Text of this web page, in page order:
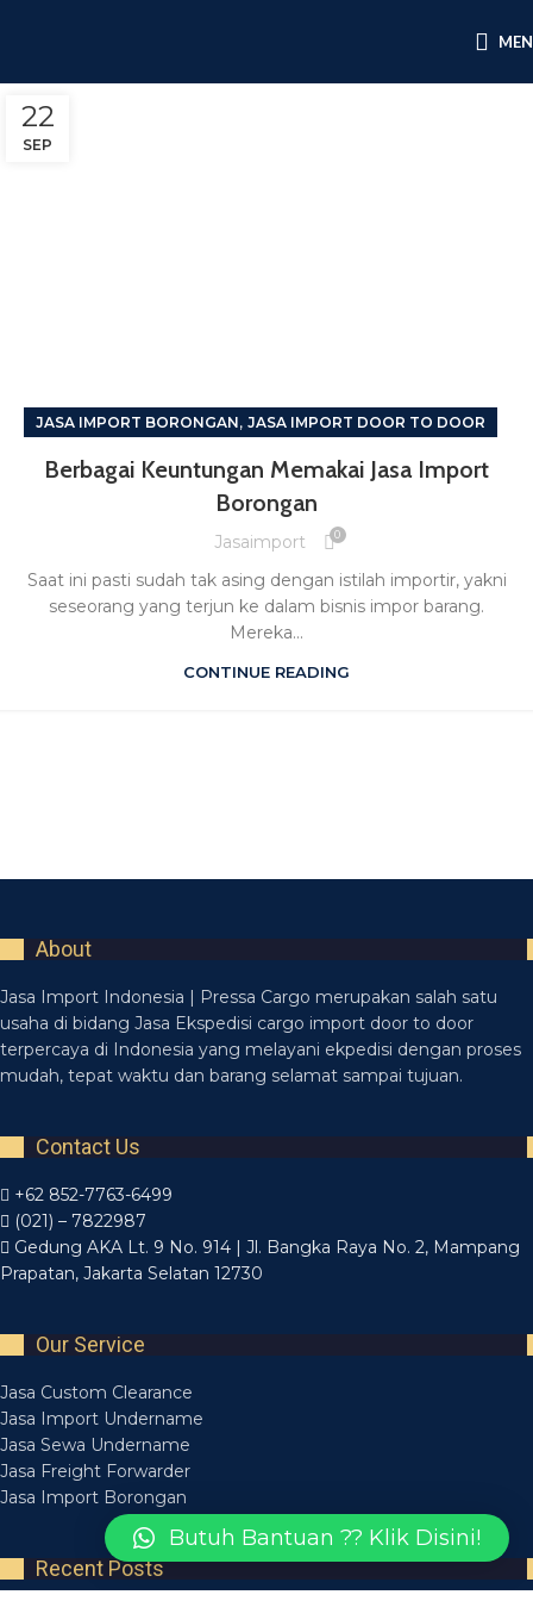
22
SEP
JASA IMPORT BORONGAN, JASA IMPORT DOOR TO DOOR
Berbagai Keuntungan Memakai Jasa Import
Borongan
Jasaimport 0
Saat ini pasti sudah tak asing dengan istilah importir, yakni
seseorang yang terjun ke dalam bisnis impor barang.
Mereka...
CONTINUE READING
About
Jasa Import Indonesia | Pressa Cargo merupakan salah satu
usaha di bidang Jasa Ekspedisi cargo import door to door
terpercaya di Indonesia yang melayani ekpedisi dengan proses
mudah, tepat waktu dan barang selamat sampai tujuan.
Contact Us
+62 852-7763-6499
(021) – 7822987
Gedung AKA Lt. 9 No. 914 | Jl. Bangka Raya No. 2, Mampang
Prapatan, Jakarta Selatan 12730
Our Service
Jasa Custom Clearance
Jasa Import Undername
Jasa Sewa Undername
Jasa Freight Forwarder
Jasa Import Borongan
Recent Posts
Butuh Bantuan ?? Klik Disini!